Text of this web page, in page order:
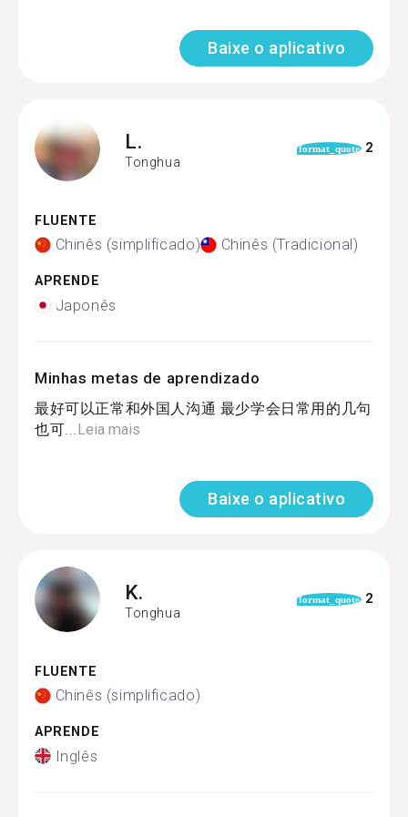
Baixe o aplicativo
L.
Tonghua
format_quote 2
FLUENTE
Chinês (simplificado) Chinês (Tradicional)
APRENDE
Japonês
Minhas metas de aprendizado
最好可以正常和外国人沟通 最少学会日常用的几句
也可... Leia mais
Baixe o aplicativo
K.
Tonghua
format_quote 2
FLUENTE
Chinês (simplificado)
APRENDE
Inglês